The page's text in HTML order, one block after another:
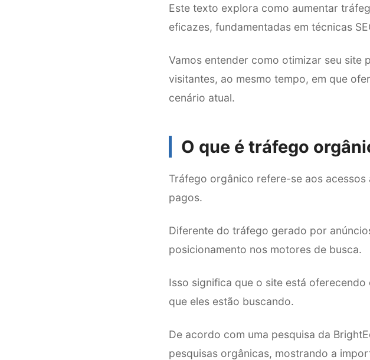
Este texto explora como aumentar
eficazes, fundamentadas em técnicas
Vamos entender como otimizar seu site
visitantes, ao mesmo tempo, em que
cenário atual.
O que é tráfego
Tráfego orgânico refere-se aos
pagos.
Diferente do tráfego gerado por
posicionamento nos motores de busca.
Isso significa que o site está
que eles estão buscando.
De acordo com uma pesquisa da
pesquisas orgânicas, mostrando a